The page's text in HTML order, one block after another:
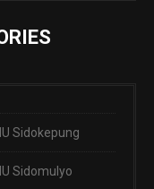
Sidokepung
Sidomulyo